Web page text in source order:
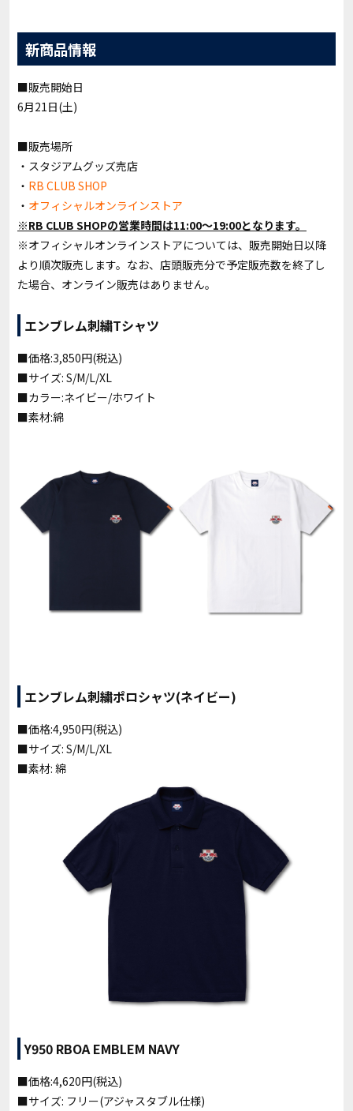
新商品情報
■販売開始日
6月21日(土)
■販売場所
・スタジアムグッズ売店
・ RB CLUB SHOP
・ オフィシャルオンラインストア
※RB CLUB SHOPの営業時間は11:00〜19:00となります。
※オフィシャルオンラインストアについては、販売開始日以降
より順次販売します。なお、店頭販売分で予定販売数を終了し
た場合、オンライン販売はありません。
エンブレム刺繍Tシャツ
■価格:3,850円(税込)
■サイズ: S/M/L/XL
■カラー:ネイビー/ホワイト
■素材:綿
エンブレム刺繍ポロシャツ(ネイビー)
■価格:4,950円(税込)
■サイズ: S/M/L/XL
■素材: 綿
Y950 RBOA EMBLEM NAVY
■価格:4,620円(税込)
■サイズ: フリー(アジャスタブル仕様)